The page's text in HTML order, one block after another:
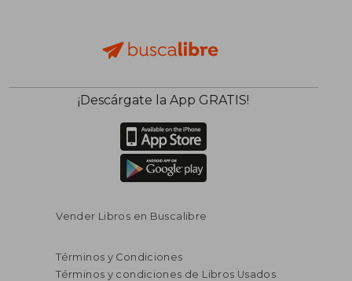
¡Descárgate la App GRATIS!
Vender Libros en Buscalibre
Términos y Condiciones
Términos y condiciones de Libros Usados